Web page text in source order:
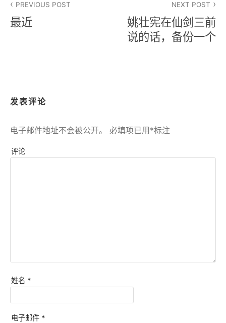
章
PREVIOUS POST
最近
NEXT POST
姚壮宪在仙剑三前
说的话，备份一个
发表评论
电子邮件地址不会被公开。 必填项已用 *标注
评论
姓名 *
电子邮件 *